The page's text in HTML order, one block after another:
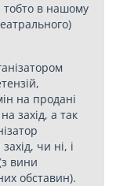
тобто в нашому
на продані
захід, а так
чи ні, і
вини
обставин).